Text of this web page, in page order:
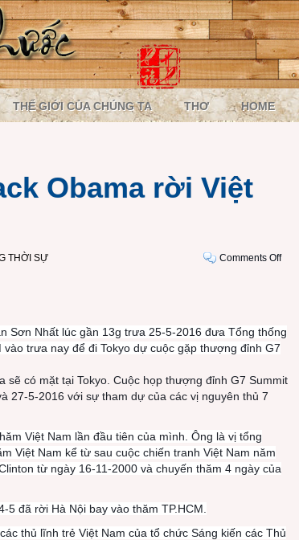
THẾ GIỚI CỦA CHÚNG TA THƠ HOME
Obama rời Việt
THỜI SỰ Comments Offon
rời
Sơn Nhất lúc gần 13g trưa 25-5-2016 đưa Tổng thống
trưa nay để đi Tokyo dự cuộc gặp thượng đỉnh G7
sẽ có mặt tại Tokyo. Cuộc họp thượng đỉnh G7 Summit
27-5-2016 với sự tham dự của các vị nguyên thủ 7
Việt Nam lần đầu tiên của mình. Ông là vị tổng
Việt Nam kể từ sau cuộc chiến tranh Việt Nam năm
từ ngày 16-11-2000 và chuyến thăm 4 ngày của
đã rời Hà Nội bay vào thăm TP.HCM.
thủ lĩnh trẻ Việt Nam của tổ chức Sáng kiến các Thủ